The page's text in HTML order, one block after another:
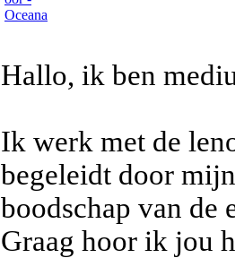
Hallo, ik ben
Ik werk met de
begeleidt door
boodschap van de
Graag hoor ik jou